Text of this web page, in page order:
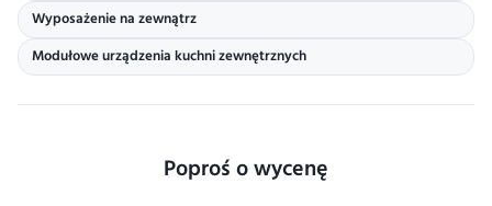
Wyposażenie na zewnątrz
Modułowe urządzenia kuchni zewnętrznych
Poproś o wycenę